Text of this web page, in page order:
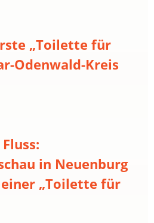
„Toilette für
Odenwald-Kreis
in Neuenburg
„Toilette für